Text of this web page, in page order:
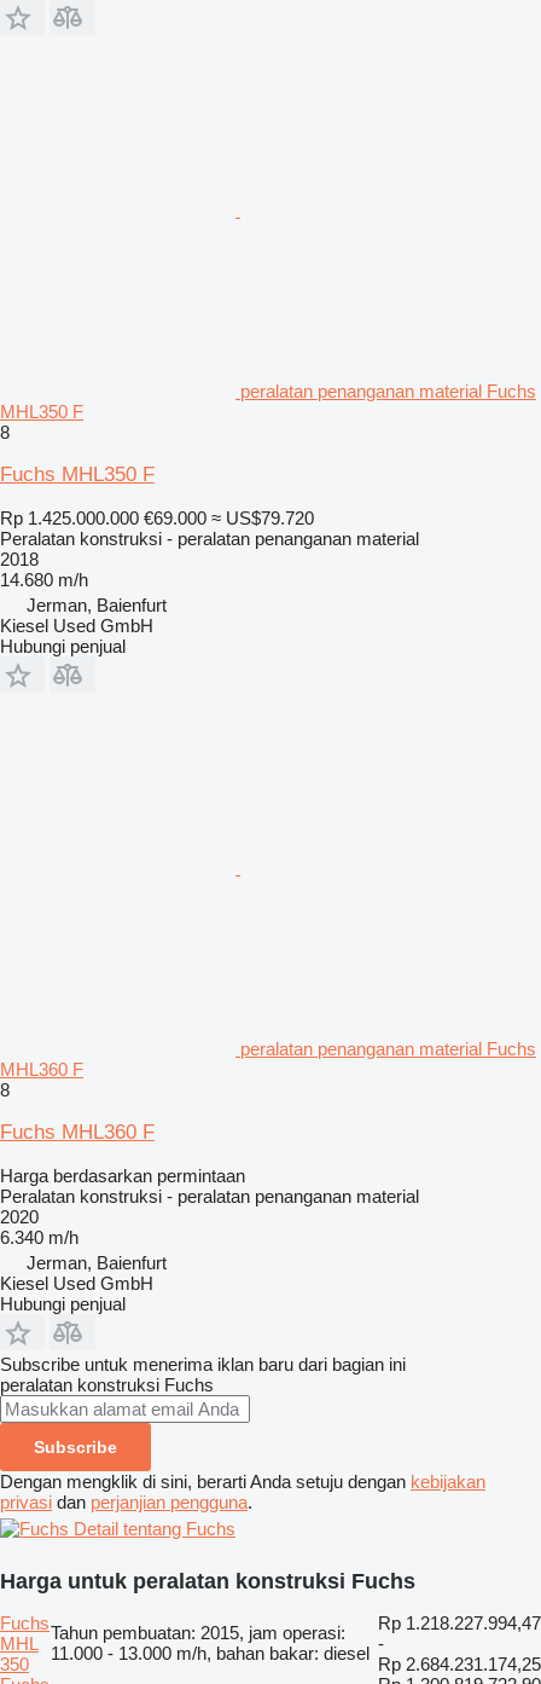
peralatan penanganan material Fuchs
MHL350 F
8
Fuchs MHL350 F
Rp 1.425.000.000 €69.000 ≈ US$79.720
Peralatan konstruksi - peralatan penanganan material
2018
14.680 m/h
Jerman, Baienfurt
Kiesel Used GmbH
Hubungi penjual
peralatan penanganan material Fuchs
MHL360 F
8
Fuchs MHL360 F
Harga berdasarkan permintaan
Peralatan konstruksi - peralatan penanganan material
2020
6.340 m/h
Jerman, Baienfurt
Kiesel Used GmbH
Hubungi penjual
Subscribe untuk menerima iklan baru dari bagian ini
peralatan konstruksi Fuchs
Subscribe
Dengan mengklik di sini, berarti Anda setuju dengan kebijakan
privasi dan perjanjian pengguna.
Detail tentang Fuchs
Harga untuk peralatan konstruksi Fuchs
Fuchs
MHL
350
Tahun pembuatan: 2015, jam operasi:
11.000 - 13.000 m/h, bahan bakar: diesel
Rp 1.218.227.994,47
-
Rp 2.684.231.174,25